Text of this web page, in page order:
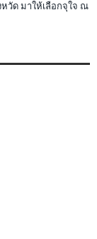
หวัด มาให้เลือกจุใจ ณ